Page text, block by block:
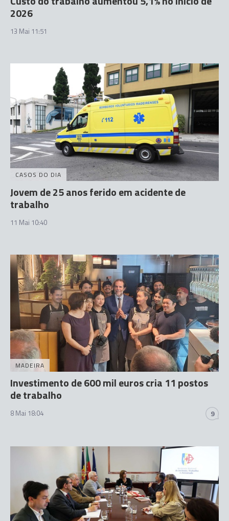
2026
13 Mai 11:51
CASOS DO DIA
Jovem de 25 anos ferido em acidente de
trabalho
11 Mai 10:40
MADEIRA
Investimento de 600 mil euros cria 11 postos
de trabalho
8 Mai 18:04 9